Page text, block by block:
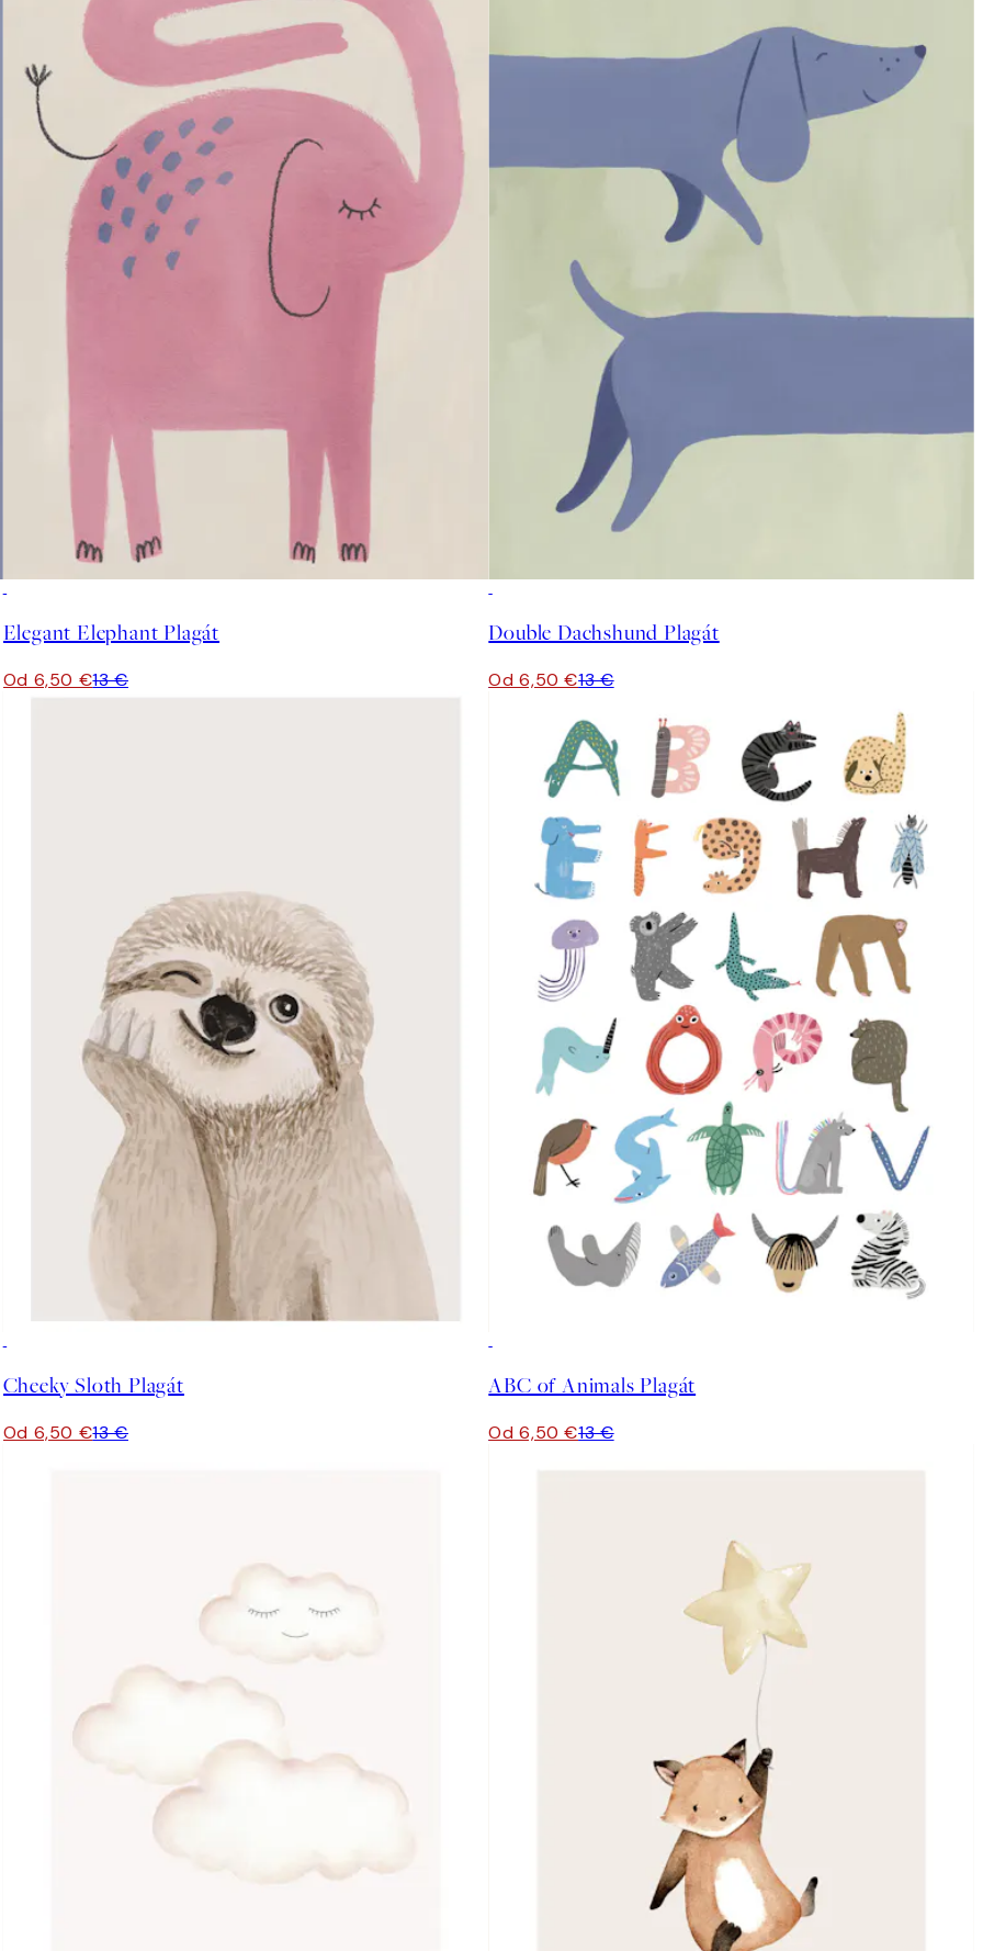
Elegant Elephant Plagát
Od 6,50 €13 €
Double Dachshund Plagát
Od 6,50 €13 €
Cheeky Sloth Plagát
Od 6,50 €13 €
ABC of Animals Plagát
Od 6,50 €13 €